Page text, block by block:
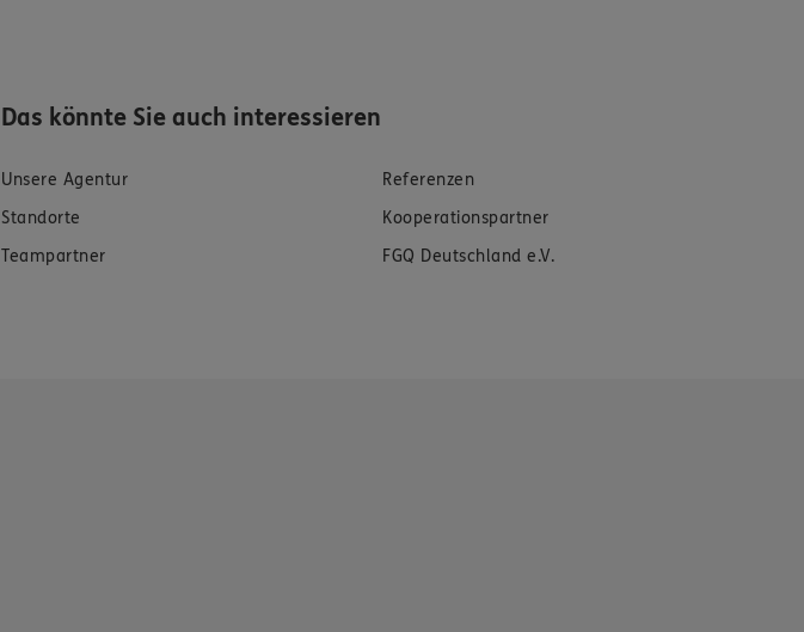
Das könnte Sie auch interessieren
Unsere Agentur
Referenzen
Standorte
Kooperationspartner
Teampartner
FGQ Deutschland e.V.